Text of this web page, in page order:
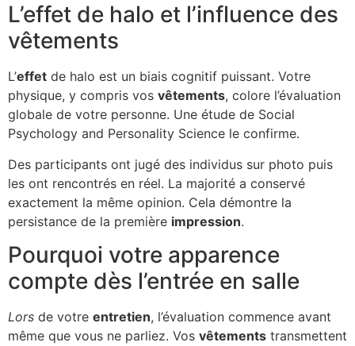
L’effet de halo et l’influence des
vêtements
L’effet de halo est un biais cognitif puissant. Votre
physique, y compris vos vêtements, colore l’évaluation
globale de votre personne. Une étude de Social
Psychology and Personality Science le confirme.
Des participants ont jugé des individus sur photo puis
les ont rencontrés en réel. La majorité a conservé
exactement la même opinion. Cela démontre la
persistance de la première impression.
Pourquoi votre apparence
compte dès l’entrée en salle
Lors de votre entretien, l’évaluation commence avant
même que vous ne parliez. Vos vêtements transmettent